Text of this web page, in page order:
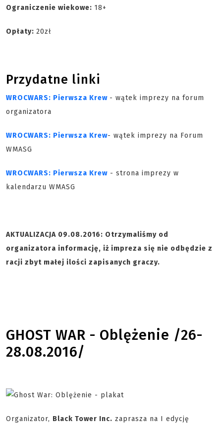
Ograniczenie wiekowe: 18+
Opłaty: 20zł
Przydatne linki
WROCWARS: Pierwsza Krew - wątek imprezy na forum
organizatora
WROCWARS: Pierwsza Krew- wątek imprezy na Forum
WMASG
WROCWARS: Pierwsza Krew - strona imprezy w
kalendarzu WMASG
AKTUALIZACJA 09.08.2016: Otrzymaliśmy od
organizatora informację, iż impreza się nie odbędzie z
racji zbyt małej ilości zapisanych graczy.
GHOST WAR - Oblężenie /26-
28.08.2016/
Organizator, Black Tower Inc. zaprasza na I edycję